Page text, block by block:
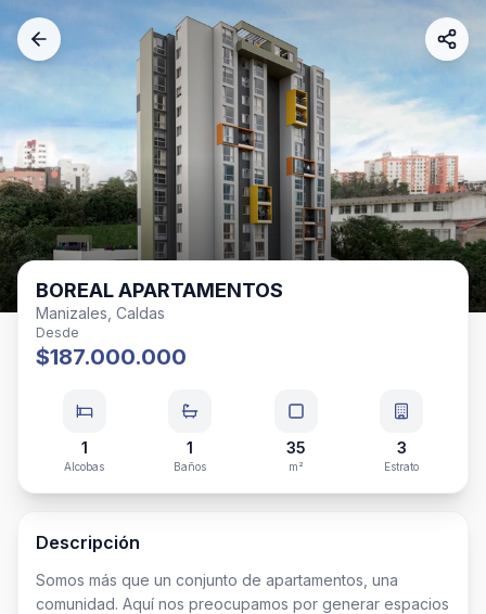
BOREAL APARTAMENTOS
Manizales, Caldas
Desde
$187.000.000
1
Alcobas
1
Baños
35
m²
3
Estrato
Descripción
Somos más que un conjunto de apartamentos, una
comunidad. Aquí nos preocupamos por generar espacios